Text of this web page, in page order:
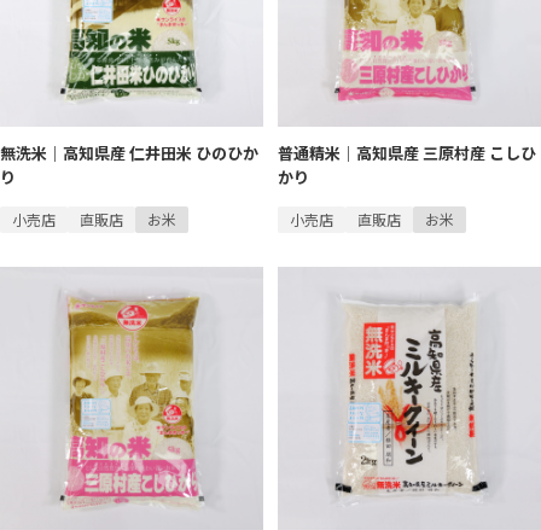
無洗米｜高知県産 仁井田米 ひのひか
り
小売店 直販店 お米
普通精米｜高知県産 三原村産 こしひ
かり
小売店 直販店 お米